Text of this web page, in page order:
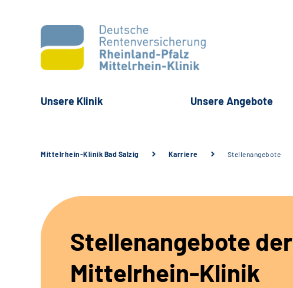
Unsere Klinik Unsere Angebote
Mittelrhein-Klinik Bad Salzig Karriere Stellenangebote
Stellenangebote der
Mittelrhein-Klinik